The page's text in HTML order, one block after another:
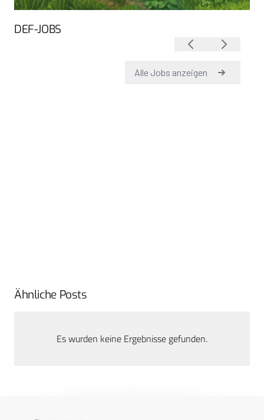
DEF-JOBS
Ähnliche Posts
Es wurden keine Ergebnisse gefunden.